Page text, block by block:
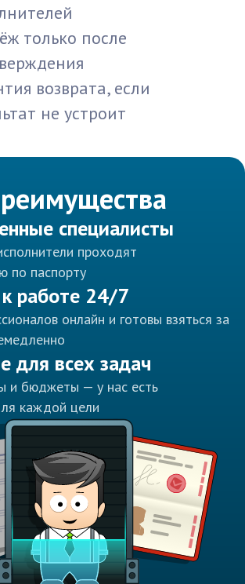
только после
возврата, если
не устроит
специалисты
проходят
по паспорту
работе 24/7
онлайн и готовы взяться за
для всех задач
и бюджеты — у нас есть
каждой цели